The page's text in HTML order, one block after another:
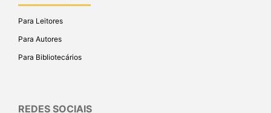
Para Leitores
Para Autores
Para Bibliotecários
REDES SOCIAIS